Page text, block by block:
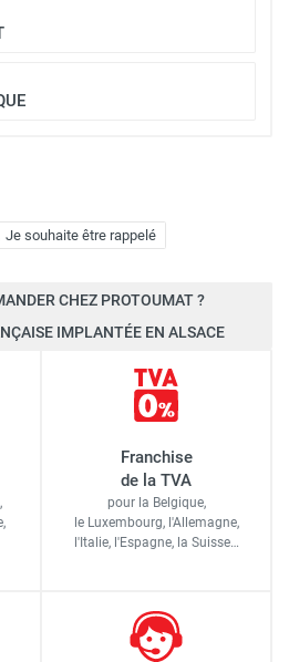
Je souhaite être rappelé
CHEZ PROTOUMAT ?
IMPLANTÉE EN ALSACE
Franchise
de la TVA
pour la Belgique,
le Luxembourg, l'Allemagne,
l'Italie, l'Espagne, la Suisse…